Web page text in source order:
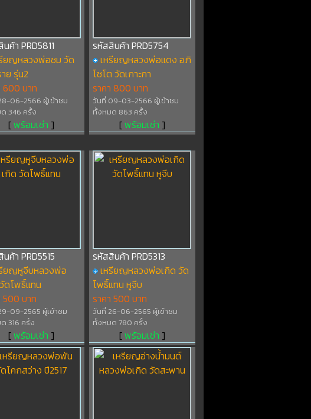
ค้า PRD5811
ยญหลวงพ่อชม วัด
ย รุ่น2
600 บาท
06-2566 ผู้เข้าชม
346 ครั้ง
[พร้อมเช่า ]
รหัสสินค้า PRD5754
เหรียญหลวงพ่อแดง อภิ
โชโต วัดเกาะกา
ราคา 800 บาท
วันที่ 09-03-2566 ผู้เข้าชม
ทั้งหมด 863 ครั้ง
[พร้อมเช่า ]
ค้า PRD5515
ยญหูจีบหลวงพ่อ
ดโพธิ์แทน
500 บาท
09-2565 ผู้เข้าชม
316 ครั้ง
[พร้อมเช่า ]
รหัสสินค้า PRD5313
เหรียญหลวงพ่อเกิด วัด
โพธิ์แทน หูจีบ
ราคา 500 บาท
วันที่ 26-06-2565 ผู้เข้าชม
ทั้งหมด 780 ครั้ง
[พร้อมเช่า ]